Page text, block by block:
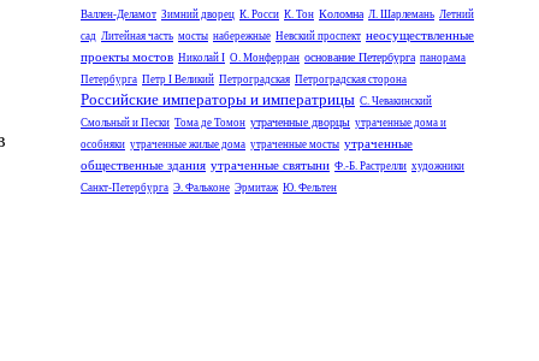
Валлен-Деламот Зимний дворец К. Росси К. Тон Коломна Л. Шарлемань Летний
сад Литейная часть мосты набережные Невский проспект неосуществленные
проекты мостов Николай I О. Монферран основание Петербурга панорама
Петербурга Петр I Великий Петроградская Петроградская сторона
Российские императоры и императрицы С. Чевакинский
Смольный и Пески Тома де Томон утраченные дворцы утраченные дома и
особняки утраченные жилые дома утраченные мосты утраченные
общественные здания утраченные святыни Ф.-Б. Растрелли художники
Санкт-Петербурга Э. Фальконе Эрмитаж Ю. Фельтен